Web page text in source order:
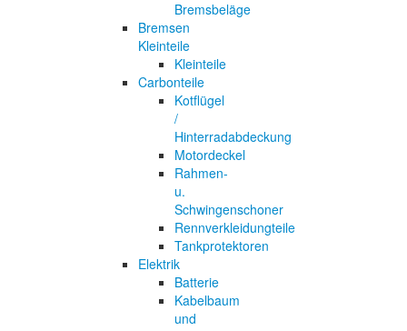
Bremsbeläge
Bremsen
Kleinteile
Kleinteile
Carbonteile
Kotflügel
/
Hinterradabdeckung
Motordeckel
Rahmen-
u.
Schwingenschoner
Rennverkleidungteile
Tankprotektoren
Elektrik
Batterie
Kabelbaum
und